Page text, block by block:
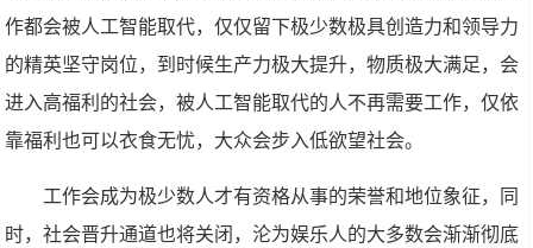
作都会被人工智能取代，仅仅留下极少数极具创造力和领导力
的精英坚守岗位，到时候生产力极大提升，物质极大满足，会
进入高福利的社会，被人工智能取代的人不再需要工作，仅依
靠福利也可以衣食无忧，大众会步入低欲望社会。
工作会成为极少数人才有资格从事的荣誉和地位象征，同
时，社会晋升通道也将关闭，沦为娱乐人的大多数会渐渐彻底